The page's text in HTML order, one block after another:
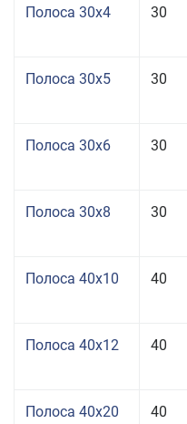
Полоса 30x4 30
Полоса 30x5 30
Полоса 30x6 30
Полоса 30x8 30
Полоса 40x10 40
Полоса 40x12 40
Полоса 40x20 40